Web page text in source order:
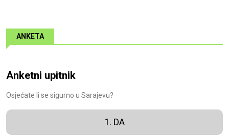
ANKETA
Anketni upitnik
Osjećate li se sigurno u Sarajevu?
1. DA